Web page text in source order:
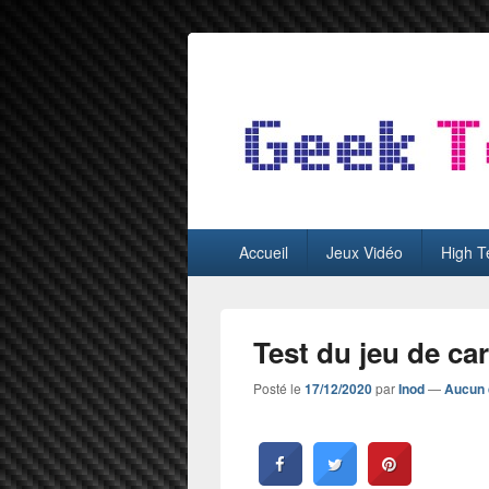
GeekTest
principalAccueil Jeux Vidéo High
Test du jeu de
Posté le 17/12/2020parInod—Aucun